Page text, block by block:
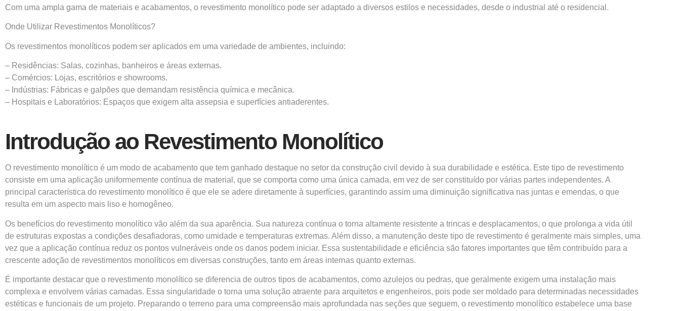
Com uma ampla gama de materiais e acabamentos, o revestimento monolítico pode ser adaptado a diversos estilos e necessidades, desde o industrial até o residencial.
Onde Utilizar Revestimentos Monolíticos?
Os revestimentos monolíticos podem ser aplicados em uma variedade de ambientes, incluindo:
– Residências: Salas, cozinhas, banheiros e áreas externas.
– Comércios: Lojas, escritórios e showrooms.
– Indústrias: Fábricas e galpões que demandam resistência química e mecânica.
– Hospitais e Laboratórios: Espaços que exigem alta assepsia e superfícies antiaderentes.
Introdução ao Revestimento Monolítico
O revestimento monolítico é um modo de acabamento que tem ganhado destaque no setor da construção civil devido à sua durabilidade e estética. Este tipo de revestimento
consiste em uma aplicação uniformemente contínua de material, que se comporta como uma única camada, em vez de ser constituído por várias partes independentes. A
principal característica do revestimento monolítico é que ele se adere diretamente à superfícies, garantindo assim uma diminuição significativa nas juntas e emendas, o que
resulta em um aspecto mais liso e homogêneo.
Os benefícios do revestimento monolítico vão além da sua aparência. Sua natureza contínua o torna altamente resistente a trincas e desplacamentos, o que prolonga a vida útil
de estruturas expostas a condições desafiadoras, como umidade e temperaturas extremas. Além disso, a manutenção deste tipo de revestimento é geralmente mais simples, uma
vez que a aplicação contínua reduz os pontos vulneráveis onde os danos podem iniciar. Essa sustentabilidade e eficiência são fatores importantes que têm contribuído para a
crescente adoção de revestimentos monolíticos em diversas construções, tanto em áreas internas quanto externas.
É importante destacar que o revestimento monolítico se diferencia de outros tipos de acabamentos, como azulejos ou pedras, que geralmente exigem uma instalação mais
complexa e envolvem várias camadas. Essa singularidade o torna uma solução atraente para arquitetos e engenheiros, pois pode ser moldado para determinadas necessidades
estéticas e funcionais de um projeto. Preparando o terreno para uma compreensão mais aprofundada nas seções que seguem, o revestimento monolítico estabelece uma base